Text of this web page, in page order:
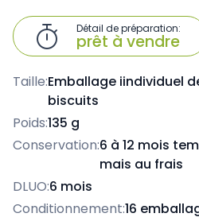
 Détail de préparation:
prêt à vendre
Taille:Emballage iindividuel
biscuits
Poids:135 g
Conservation:6 à 12 mois
mais au frais
DLUO:6 mois
Conditionnement:16